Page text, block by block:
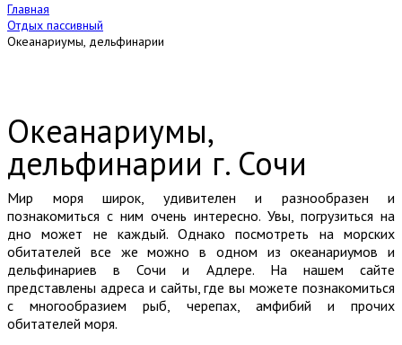
Главная
Отдых пассивный
Океанариумы, дельфинарии
Океанариумы,
дельфинарии г. Сочи
Мир моря широк, удивителен и разнообразен и
познакомиться с ним очень интересно. Увы, погрузиться на
дно может не каждый. Однако посмотреть на морских
обитателей все же можно в одном из океанариумов и
дельфинариев в Сочи и Адлере. На нашем сайте
представлены адреса и сайты, где вы можете познакомиться
с многообразием рыб, черепах, амфибий и прочих
обитателей моря.